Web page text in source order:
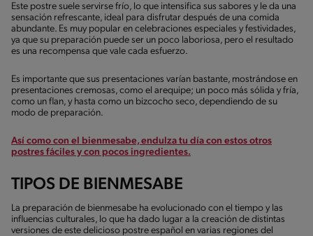
Este postre suele servirse frío, lo que intensifica sus sabores y le da una
sensación refrescante, ideal para disfrutar después de una comida
abundante. Es muy popular en celebraciones especiales y festividades,
ya que su preparación puede ser un poco laboriosa, pero el resultado
es una recompensa que vale cada esfuerzo.
Es importante que sus presentaciones varían bastante, mostrándose en
presentaciones cremosas, como el arequipe; un poco más sólida y fría,
como un flan, y hasta como un bizcocho seco, dependiendo de su
modo de preparación.
Así como con el bienmesabe, endulza tu día con estos otros
postres fáciles y con pocos ingredientes.
TIPOS DE BIENMESABE
La preparación de bienmesabe ha evolucionado con el tiempo y las
influencias culturales, lo que ha dado lugar a la creación de distintas
versiones de este delicioso postre español en varias regiones del